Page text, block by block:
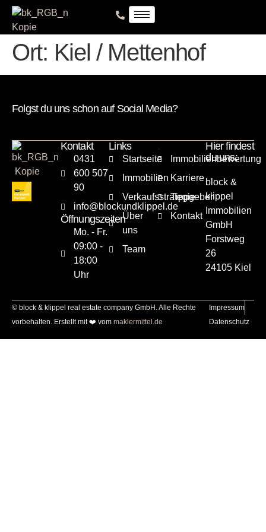
Ort: Kiel / Mettenhof
Folgst du uns schon auf Social Media?
Kontakt
0431
600 507
90
info@blockundklippel.de
Öffnungszeiten
Mo. - Fr.
09:00 -
18:00
Uhr
Links
Startseite
Immobilien
Verkaufsstrategie
Über
uns
Team
.
Immobilienbewertung
Karriere
Tippgeber
Kontakt
Hier findest
du uns:
block &
klippel
Immobilien
GmbH
Forstweg
26
24105 Kiel
© block & klippel real estate company GmbH. Alle Rechte
vorbehalten. Erstellt mit ❤️ vom maklermittel.de
Impressum
Datenschutz